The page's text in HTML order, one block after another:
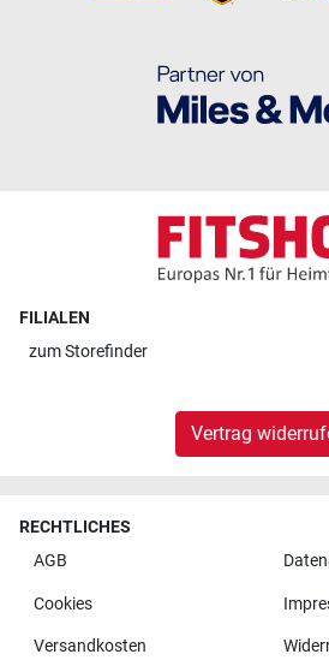
FILIALEN
zumStorefinder
Vertrag
RECHTLICHES
AGB
Cookies
Versandkosten